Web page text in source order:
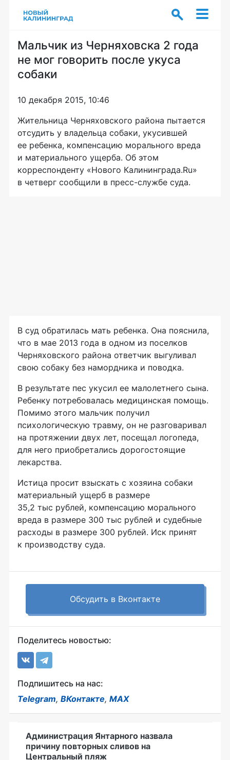
Мальчик из Черняховска 2 года
не мог говорить после укуса
собаки
10 декабря 2015, 10:46
Жительница Черняховского района пытается
отсудить у владельца собаки, укусившей
ее ребенка, компенсацию морального вреда
и материального ущерба. Об этом
корреспонденту «Нового Калининграда.Ru»
в четверг сообщили в пресс-службе суда.
В суд обратилась мать ребенка. Она пояснила,
что в мае 2013 года в одном из поселков
Черняховского района ответчик выгуливал
свою собаку без намордника и поводка.
В результате пес укусил ее малолетнего сына.
Ребенку потребовалась медицинская помощь.
Помимо этого мальчик получил
психологическую травму, он не разговаривал
на протяжении двух лет, посещал логопеда,
для него приобретались дорогостоящие
лекарства.
Истица просит взыскать с хозяина собаки
материальный ущерб в размере
35,2 тыс рублей, компенсацию морального
вреда в размере 300 тыс рублей и судебные
расходы в размере 300 рублей. Иск принят
к производству суда.
Обсудить в Вконтакте
Поделитесь новостью:
Подпишитесь на нас:
Telegram, ВКонтакте, MAX
Администрация Янтарного назвала
причину повторных сливов на
Центральный пляж